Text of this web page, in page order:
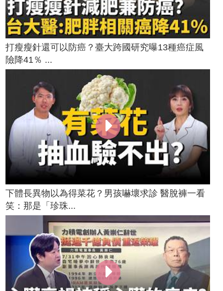
打瘦瘦針還可以防癌？臺大跨國研究曝13種癌症風
險降41％ ...
下體長異物以為得菜花？男孩嚇壞求診 醫脫褲一看
笑：那是「珍珠...